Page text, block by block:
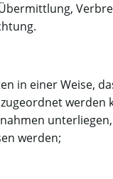
in einer Weise,
werden;